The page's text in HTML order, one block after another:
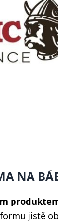
NA
jistě